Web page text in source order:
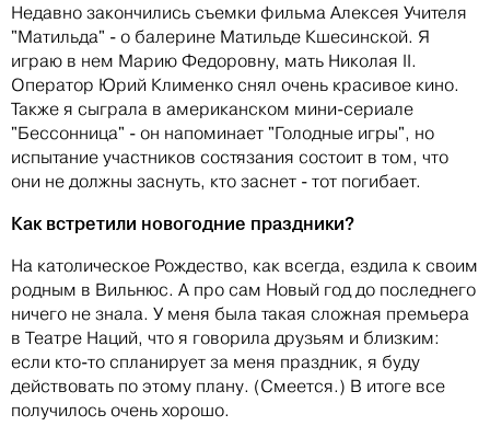
Недавно закончились съемки фильма Алексея Учителя
"Матильда" - о балерине Матильде Кшесинской. Я
играю в нем Марию Федоровну, мать Николая II.
Оператор Юрий Клименко снял очень красивое кино.
Также я сыграла в американском мини-сериале
"Бессонница" - он напоминает "Голодные игры", но
испытание участников состязания состоит в том, что
они не должны заснуть, кто заснет - тот погибает.
Как встретили новогодние праздники?
На католическое Рождество, как всегда, ездила к своим
родным в Вильнюс. А про сам Новый год до последнего
ничего не знала. У меня была такая сложная премьера
в Театре Наций, что я говорила друзьям и близким:
если кто-то спланирует за меня праздник, я буду
действовать по этому плану. (Смеется.) В итоге все
получилось очень хорошо.